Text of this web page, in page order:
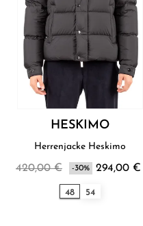
HESKIMO
Herrenjacke Heskimo
420,00 € -30% 294,00 €
48 54